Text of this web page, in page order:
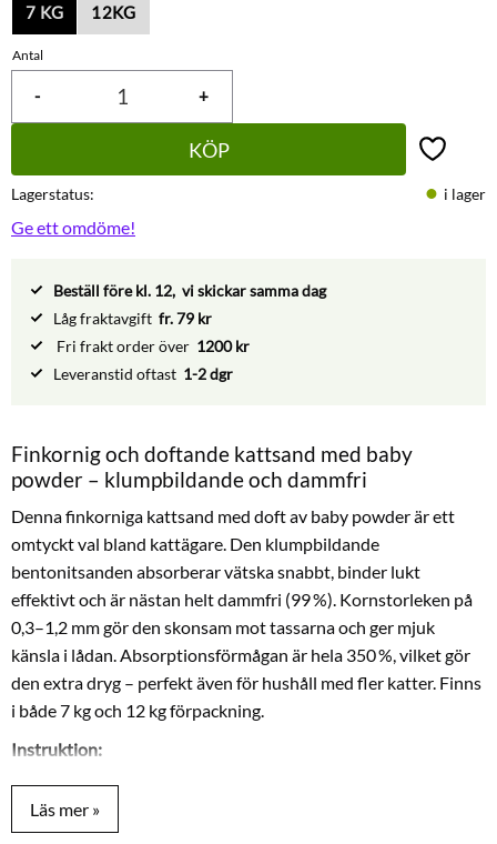
7 KG 12KG
Antal
+
-
KÖP Lägg till
Lagerstatus i lager
Ge ett omdöme!
Beställ före kl. 12, vi skickar samma dag
Låg fraktavgift fr. 79 kr
Fri frakt order över 1200 kr
Leveranstid oftast 1-2 dgr
Finkornig och doftande kattsand med baby
powder – klumpbildande och dammfri
Denna finkorniga kattsand med doft av baby powder är ett
omtyckt val bland kattägare. Den klumpbildande
bentonitsanden absorberar vätska snabbt, binder lukt
effektivt och är nästan helt dammfri (99 %). Kornstorleken på
0,3–1,2 mm gör den skonsam mot tassarna och ger mjuk
känsla i lådan. Absorptionsförmågan är hela 350 %, vilket gör
den extra dryg – perfekt även för hushåll med fler katter. Finns
i både 7 kg och 12 kg förpackning.
Instruktion:
med en skopa och fyll på med ny sand vid behov.